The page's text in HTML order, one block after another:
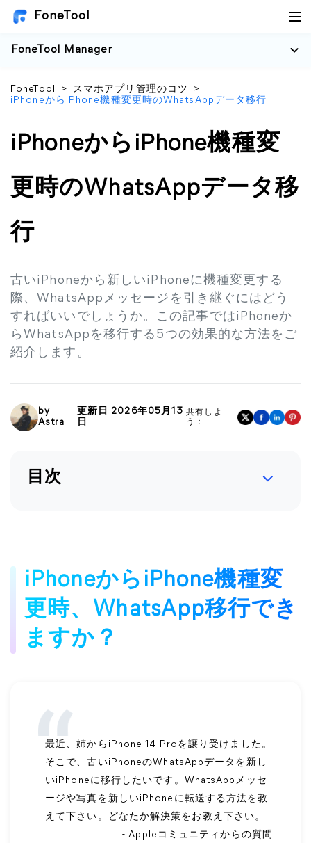
FoneTool
FoneTool Manager
FoneTool > スマホアプリ管理のコツ
>
iPhoneからiPhone機種変更時のWhatsAppデータ移行
iPhoneからiPhone機種変
更時のWhatsAppデータ移
行
古いiPhoneから新しいiPhoneに機種変更する
際、WhatsAppメッセージを引き継ぐにはどう
すればいいでしょうか。この記事ではiPhoneか
らWhatsAppを移行する5つの効果的な方法をご
紹介します。
by
Astra
更新日 2026年05月13
日
共有しよ
う：
目次
iPhoneからiPhone機種変
更時、WhatsApp移行でき
ますか？
最近、姉からiPhone 14 Proを譲り受けました。
そこで、古いiPhoneのWhatsAppデータを新し
いiPhoneに移行したいです。WhatsAppメッセ
ージや写真を新しいiPhoneに転送する方法を教
えて下さい。どなたか解決策をお教え下さい。
- Appleコミュニティからの質問